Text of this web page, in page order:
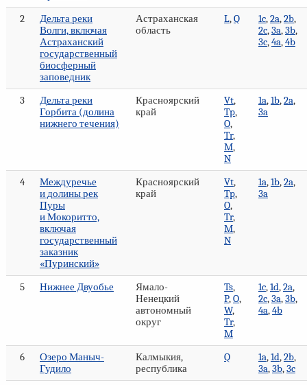
2
Дельта реки
Волги, включая
Астраханский
государственный
биосферный
заповедник
Астраханская
область
L,Q 1c,2a,2b,
2c,3a,3b,
3c,4a,4b
3
Дельта реки
Горбита (долина
нижнего течения)
Красноярский
край
Vt,
Tp,
O,
Tr,
M,
N
1a,1b,2a,
3a
4
Междуречье
и долины рек
Пуры
и Мокоритто,
включая
государственный
заказник
«Пуринский»
Красноярский
край
Vt,
Tp,
O,
Tr,
M,
N
1a,1b,2a,
3a
5 Нижнее Двуобье
Ямало-
Ненецкий
автономный
округ
Ts,
P,O,
W,
Tr,
M
1c,1d,2a,
2c,3a,3b,
4a,4b
6
Озеро Маныч-
Гудило
Калмыкия,
республика
Q 1a,1d,2b,
3a,3b,3c